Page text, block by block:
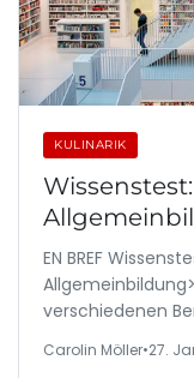
KULINARIK
EN BREF
verschiedenen
Carolin Möller•27.